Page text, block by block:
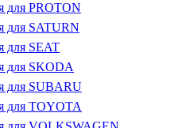
для PROTON
для SATURN
для SEAT
для SKODA
для SUBARU
для TOYOTA